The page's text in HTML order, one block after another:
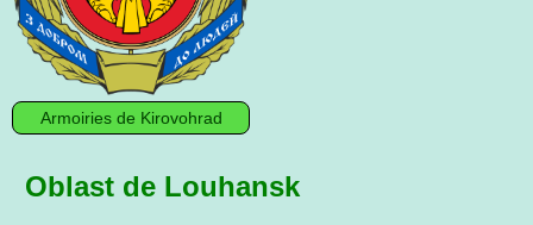
Armoiries de Kirovohrad
Oblast de Louhansk